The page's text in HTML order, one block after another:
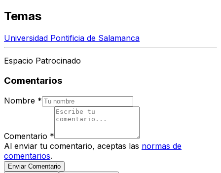
Temas
Universidad Pontificia de Salamanca
Espacio Patrocinado
Comentarios
Nombre *
Comentario *
Al enviar tu comentario, aceptas las normas de
comentarios.
Enviar Comentario